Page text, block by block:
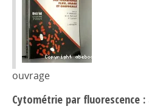
ouvrage
Cytométrie par fluorescence